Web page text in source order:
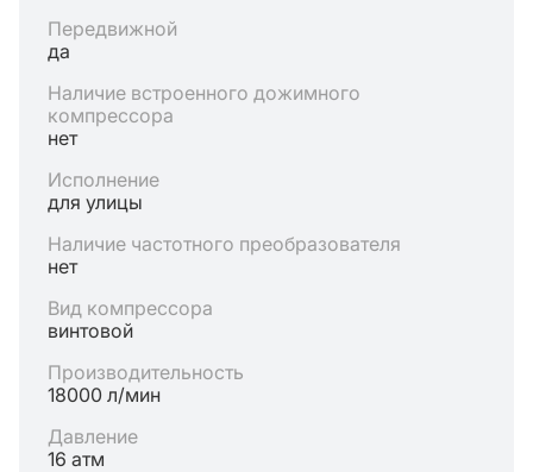
Передвижной
да
Наличие встроенного дожимного
компрессора
нет
Исполнение
для улицы
Наличие частотного преобразователя
нет
Вид компрессора
винтовой
Производительность
18000 л/мин
Давление
16 атм